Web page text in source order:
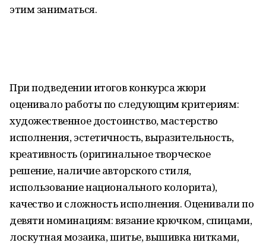
этим заниматься.
При подведении итогов конкурса жюри
оценивало работы по следующим критериям:
художественное достоинство, мастерство
исполнения, эстетичность, выразительность,
креативность (оригинальное творческое
решение, наличие авторского стиля,
использование национального колорита),
качество и сложность исполнения. Оценивали по
девяти номинациям: вязание крючком, спицами,
лоскутная мозаика, шитье, вышивка нитками,